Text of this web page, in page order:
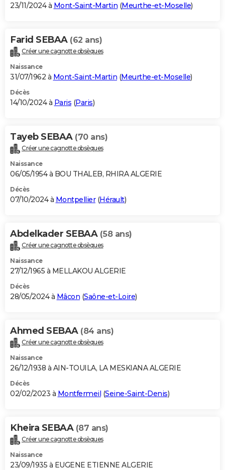
23/11/2024 à Mont-Saint-Martin (Meurthe-et-Moselle)
Farid SEBAA (62 ans)
Créer une cagnotte obsèques
Naissance
31/07/1962 à Mont-Saint-Martin (Meurthe-et-Moselle)
Décès
14/10/2024 à Paris (Paris)
Tayeb SEBAA (70 ans)
Créer une cagnotte obsèques
Naissance
06/05/1954 à BOU THALEB, RHIRA ALGERIE
Décès
07/10/2024 à Montpellier(Hérault)
Abdelkader SEBAA (58 ans)
Créer une cagnotte obsèques
Naissance
27/12/1965 à MELLAKOU ALGERIE
Décès
28/05/2024 à Mâcon (Saône-et-Loire)
Ahmed SEBAA (84 ans)
Créer une cagnotte obsèques
Naissance
26/12/1938 à AIN-TOUILA, LA MESKIANA ALGERIE
Décès
02/02/2023 à Montfermeil (Seine-Saint-Denis)
Kheira SEBAA (87 ans)
Créer une cagnotte obsèques
Naissance
23/09/1935 à EUGENE ETIENNE ALGERIE